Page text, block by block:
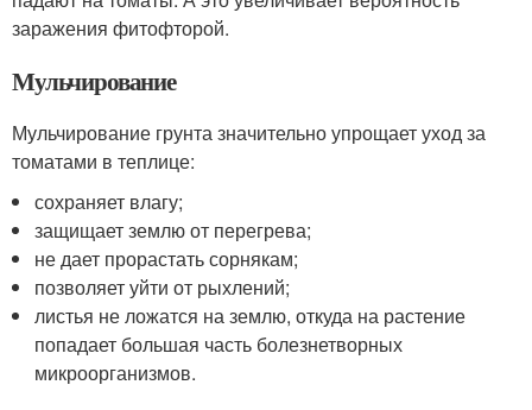
заражения фитофторой.
Мульчирование
Мульчирование грунта значительно упрощает уход за
томатами в теплице:
сохраняет влагу;
защищает землю от перегрева;
не дает прорастать сорнякам;
позволяет уйти от рыхлений;
листья не ложатся на землю, откуда на растение
попадает большая часть болезнетворных
микроорганизмов.